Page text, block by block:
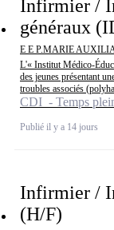
Infirmier /
généraux
E E P.MARIE
L'« Institut Médico-
des jeunes présentant
troubles associés
CDI - Temps
Publié il y a 14 jours
Infirmier /
(H/F)